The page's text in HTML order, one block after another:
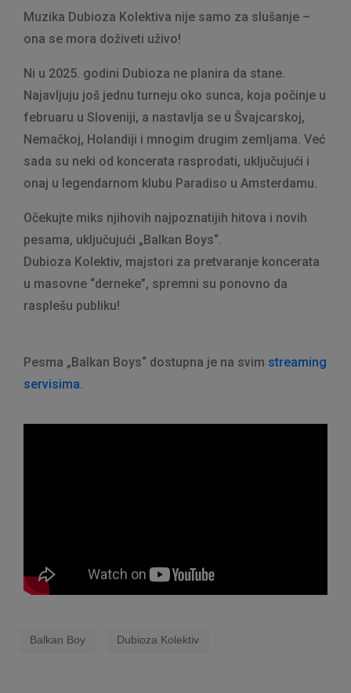
Muzika Dubioza Kolektiva nije samo za slušanje –
ona se mora doživeti uživo!
Ni u 2025. godini Dubioza ne planira da stane.
Najavljuju još jednu turneju oko sunca, koja počinje u
februaru u Sloveniji, a nastavlja se u Švajcarskoj,
Nemačkoj, Holandiji i mnogim drugim zemljama. Već
sada su neki od koncerata rasprodati, uključujući i
onaj u legendarnom klubu Paradiso u Amsterdamu.
Očekujte miks njihovih najpoznatijih hitova i novih
pesama, uključujući „Balkan Boys“.
Dubioza Kolektiv, majstori za pretvaranje koncerata
u masovne “derneke”, spremni su ponovno da
rasplešu publiku!
Pesma „Balkan Boys“ dostupna je na svim streaming
servisima.
Balkan Boy Dubioza Kolektiv